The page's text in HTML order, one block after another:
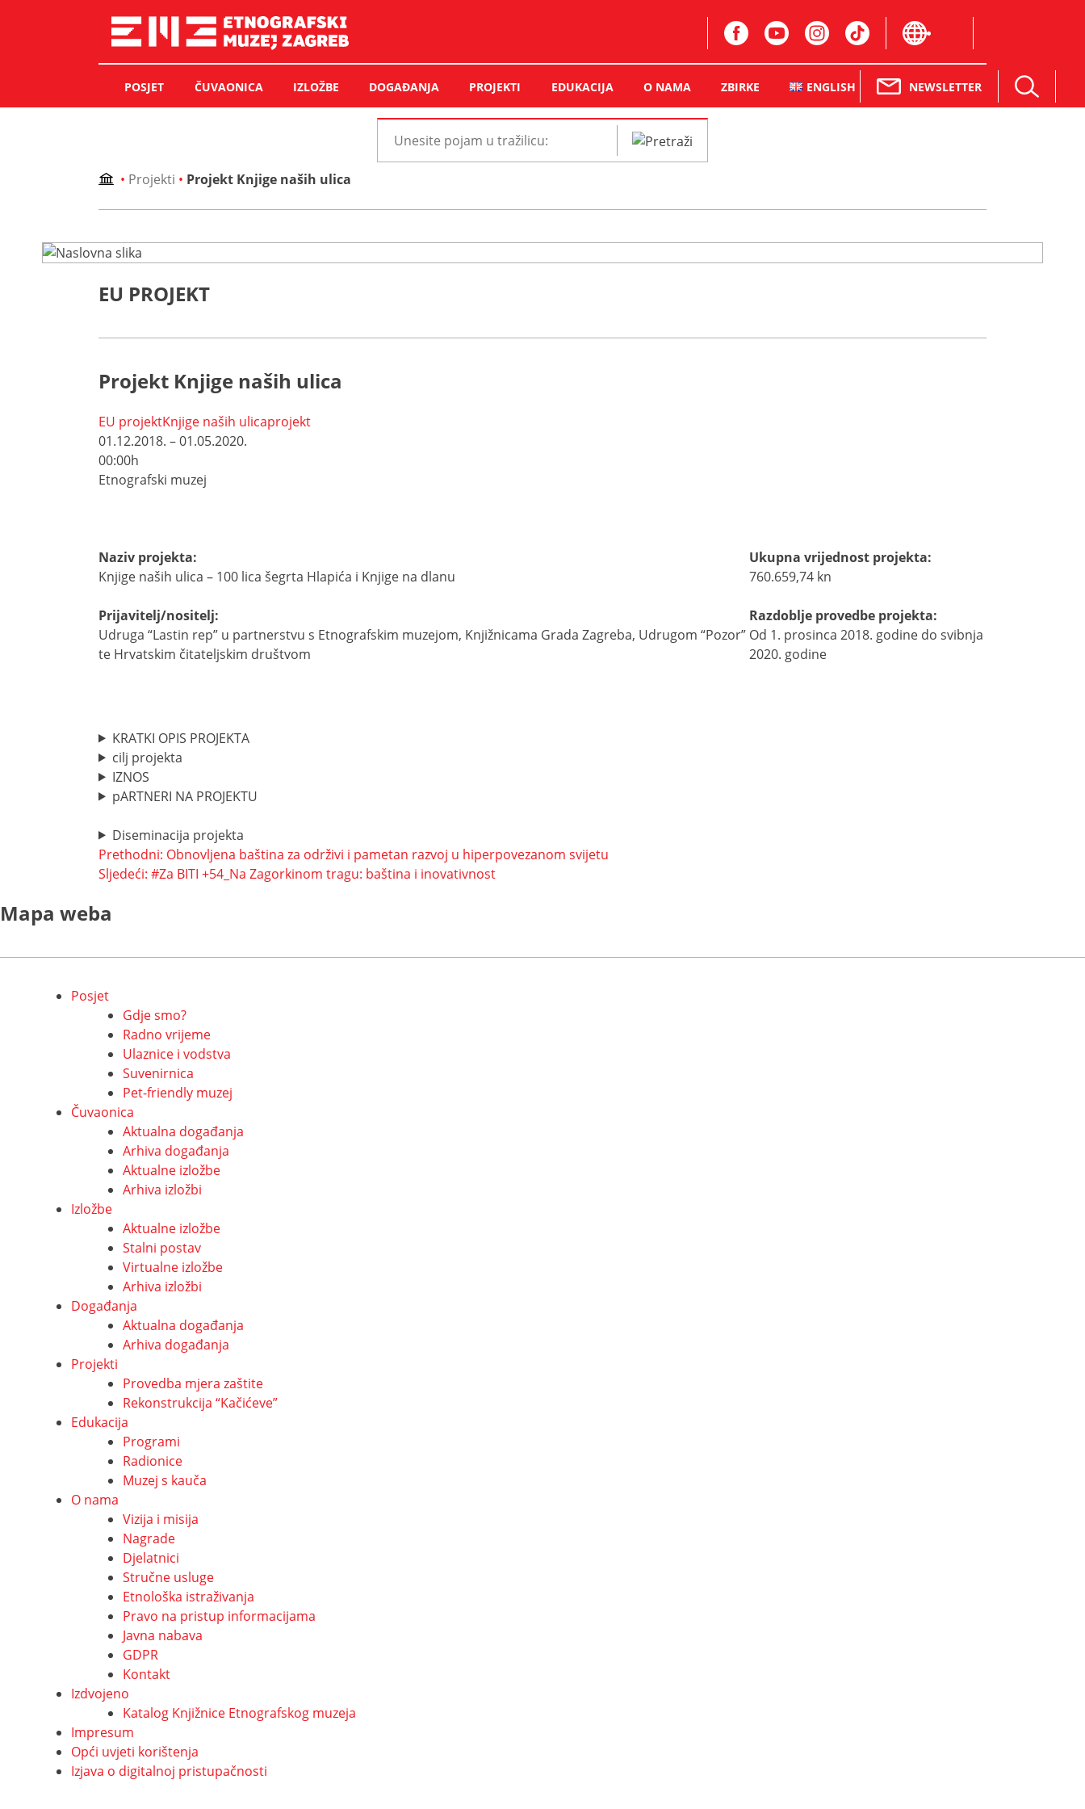
POSJET ČUVAONICA IZLOŽBE DOGAĐANJA PROJEKTI EDUKACIJA O NAMA ZBIRKE ENGLISH NEWSLETTER
Pretraži
web
• Projekti • Projekt Knjige naših ulica
EU PROJEKT
Projekt Knjige naših ulica
EU projektKnjige naših ulicaprojekt
01.12.2018. – 01.05.2020.
00:00h
Etnografski muzej
Naziv projekta:
Knjige naših ulica – 100 lica šegrta Hlapića i Knjige na dlanu
Prijavitelj/nositelj:
Udruga “Lastin rep” u partnerstvu s Etnografskim muzejom, Knjižnicama Grada Zagreba, Udrugom “Pozor”
te Hrvatskim čitateljskim društvom
Ukupna vrijednost projekta:
760.659,74 kn
Razdoblje provedbe projekta:
Od 1. prosinca 2018. godine do svibnja
2020. godine
KRATKI OPIS PROJEKTA
cilj projekta
IZNOS
pARTNERI NA PROJEKTU
Diseminacija projekta
Navigacija
objava
Prethodni: Obnovljena baština za održivi i pametan razvoj u hiperpovezanom svijetu
Sljedeći: #Za BITI +54_Na Zagorkinom tragu: baština i inovativnost
Mapa weba
Posjet
Gdje smo?
Radno vrijeme
Ulaznice i vodstva
Suvenirnica
Pet-friendly muzej
Čuvaonica
Aktualna događanja
Arhiva događanja
Aktualne izložbe
Arhiva izložbi
Izložbe
Aktualne izložbe
Stalni postav
Virtualne izložbe
Arhiva izložbi
Događanja
Aktualna događanja
Arhiva događanja
Projekti
Provedba mjera zaštite
Rekonstrukcija “Kačićeve”
Edukacija
Programi
Radionice
Muzej s kauča
O nama
Vizija i misija
Nagrade
Djelatnici
Stručne usluge
Etnološka istraživanja
Pravo na pristup informacijama
Javna nabava
GDPR
Kontakt
Izdvojeno
Katalog Knjižnice Etnografskog muzeja
Impresum
Opći uvjeti korištenja
Izjava o digitalnoj pristupačnosti